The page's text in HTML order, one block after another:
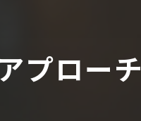
フィットネス
プローチ